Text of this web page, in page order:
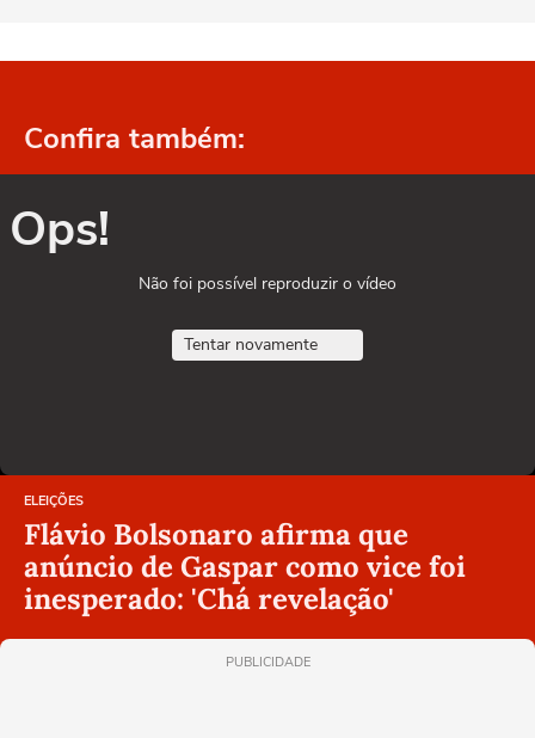
Confira também:
Ops!
Não foi possível reproduzir o vídeo
Tentar novamente
ELEIÇÕES
Flávio Bolsonaro afirma que
anúncio de Gaspar como vice foi
inesperado: 'Chá revelação'
PUBLICIDADE